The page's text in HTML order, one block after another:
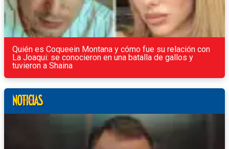
Quién es Coqueein Montana y cómo fue su relación con
La Joaqui: se conocieron en una batalla de gallos y
tuvieron a Shaina